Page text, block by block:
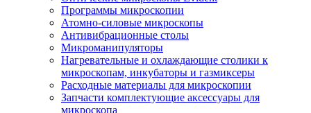
Программы микроскопии
Атомно-силовые микроскопы
Антивибрационные столы
Микроманипуляторы
Нагревательные и охлаждающие столики к
микроскопам, инкубаторы и газмиксеры
Расходные материалы для микроскопии
Запчасти комплектующие аксессуары для
микроскопа